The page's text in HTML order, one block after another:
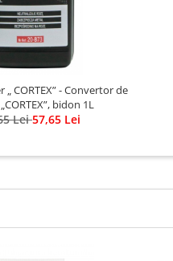
- Convertor de
bidon 1L
Lei57,65 Lei